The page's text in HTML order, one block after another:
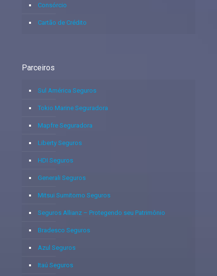
Consórcio
Cartão de Crédito
Parceiros
Sul América Seguros
Tokio Marine Seguradora
Mapfre Seguradora
Liberty Seguros
HDI Seguros
Generali Seguros
Mitsui Sumitomo Seguros
Seguros Allianz – Protegendo seu Patrimônio
Bradesco Seguros
Azul Seguros
Itaú Seguros